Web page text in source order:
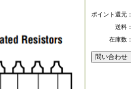
ポイント還元
送料
在庫数